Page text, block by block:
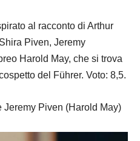
al racconto di Arthur
Piven, Jeremy
Harold May, che si trova
del Führer. Voto: 8,5.
Jeremy Piven (Harold May)